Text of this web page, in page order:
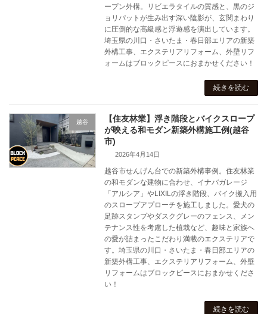
ープン外構。リビエラタイルの質感と、黒のジ
ョリパットが生み出す深い陰影が、玄関まわり
に圧倒的な高級感と浮遊感を演出しています。
埼玉県の川口・さいたま・春日部エリアの新築
外構工事、エクステリアリフォーム、外壁リフ
ォームはブロックピースにおまかせください！
続きを読む
越谷
【住友林業】浮き階段とバイクスロープ
が映える和モダン新築外構施工例(越谷
市)
2026年4月14日
越谷市せんげん台での新築外構事例。住友林業
の和モダンな建物に合わせ、イナバガレージ
「アルシア」やLIXILの浮き階段、バイク搬入用
のスロープアプローチを施工しました。愛犬の
足跡スタンプやダスクグレーのフェンス、メン
テナンス性を考慮した植栽など、趣味と家族へ
の愛が詰まったこだわり満載のエクステリアで
す。埼玉県の川口・さいたま・春日部エリアの
新築外構工事、エクステリアリフォーム、外壁
リフォームはブロックピースにおまかせくださ
い！
続きを読む